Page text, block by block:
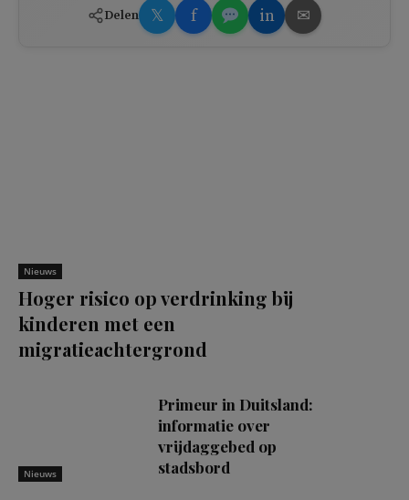
Delen 𝕏 f in ✉
Nieuws
Hoger risico op verdrinking bij
kinderen met een
migratieachtergrond
Nieuws
Primeur in Duitsland:
informatie over
vrijdaggebed op
stadsbord